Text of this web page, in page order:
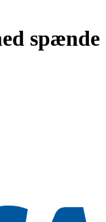
spænde